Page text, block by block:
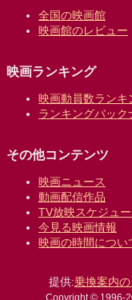
全国の映画館
映画館のレビュー
映画ランキング
映画動員数ランキ
ランキングバック
その他コンテンツ
映画ニュース
動画配信作品
TV放映スケジュ
今見る映画情報
映画の時間につい
提供:乗換案内
Copyright © 1996-